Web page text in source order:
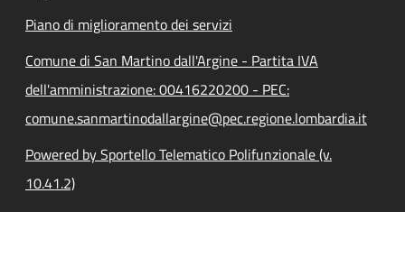
Piano di miglioramento dei servizi
Comune di San Martino dall'Argine - Partita IVA
dell'amministrazione: 00416220200 - PEC:
comune.sanmartinodallargine@pec.regione.lombardia.it
Powered by Sportello Telematico Polifunzionale (v.
10.41.2)